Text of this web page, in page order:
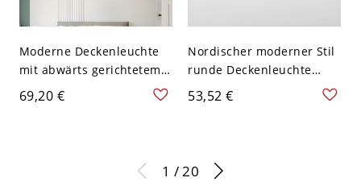
Moderne Deckenleuchte
mit abwärts gerichtetem
Schirm - 110V-120V 50,8
cm Grün
69,20 €
Nordischer moderner Stil
runde Deckenleuchte
Acryl Deckenlicht für
Wohnzimmer - Grün 110V-
53,52 €
1 / 20